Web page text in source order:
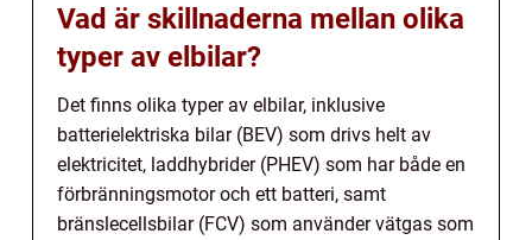
Vad är skillnaderna mellan olika
typer av elbilar?
Det finns olika typer av elbilar, inklusive
batterielektriska bilar (BEV) som drivs helt av
elektricitet, laddhybrider (PHEV) som har både en
förbränningsmotor och ett batteri, samt
bränslecellsbilar (FCV) som använder vätgas som